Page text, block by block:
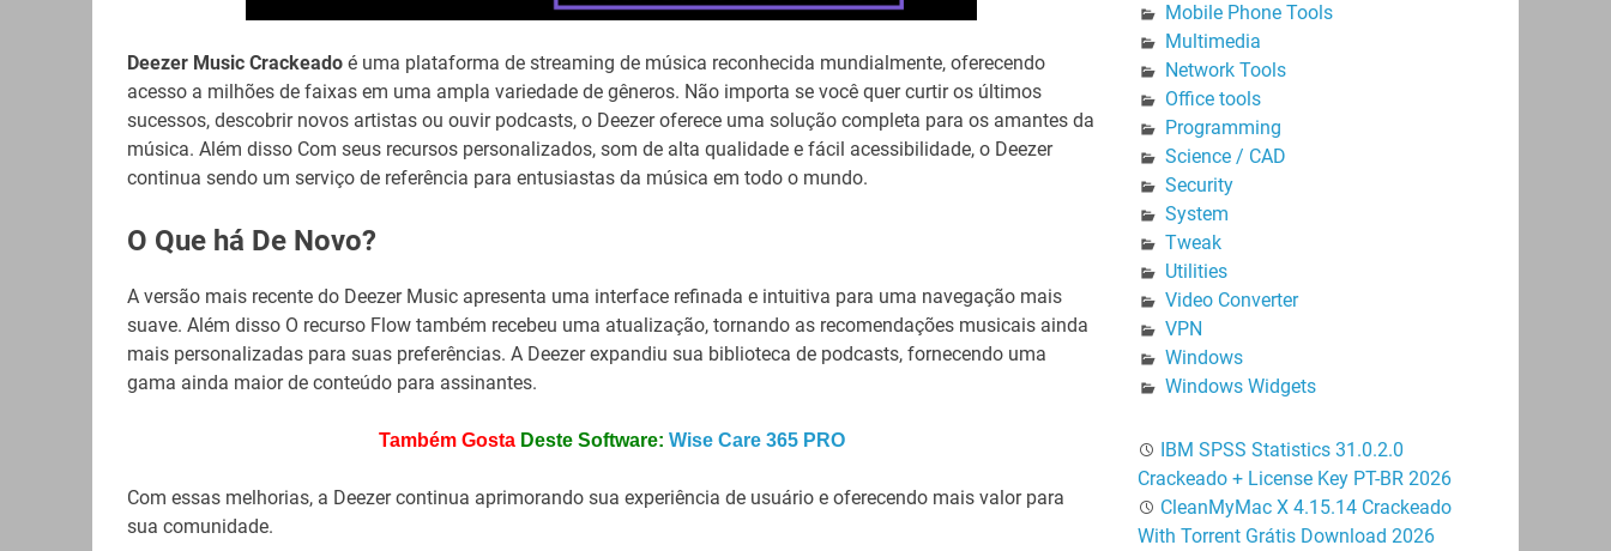
Deezer Music Crackeadoé uma plataforma de streaming de música reconhecida mundialmente, oferecendo
acesso a milhões de faixas em uma ampla variedade de gêneros. Não importa se você quer curtir os últimos
sucessos, descobrir novos artistas ou ouvir podcasts, o Deezer oferece uma solução completa para os amantes da
música. Além disso Com seus recursos personalizados, som de alta qualidade e fácil acessibilidade, o Deezer
continua sendo um serviço de referência para entusiastas da música em todo o mundo.
O Que há De Novo?
A versão mais recente do Deezer Music apresenta uma interface refinada e intuitiva para uma navegação mais
suave. Além disso O recurso Flow também recebeu uma atualização, tornando as recomendações musicais ainda
mais personalizadas para suas preferências. A Deezer expandiu sua biblioteca de podcasts, fornecendo uma
gama ainda maior de conteúdo para assinantes.
Também Gosta Deste Software: Wise Care 365 PRO
Com essas melhorias, a Deezer continua aprimorando sua experiência de usuário e oferecendo mais valor para
sua comunidade.
Mobile Phone Tools
Multimedia
Network Tools
Office tools
Programming
Science / CAD
Security
System
Tweak
Utilities
Video Converter
VPN
Windows
Windows Widgets
IBM SPSS Statistics 31.0.2.0
Crackeado + License Key PT-BR 2026
CleanMyMac X 4.15.14 Crackeado
With Torrent Grátis Download 2026